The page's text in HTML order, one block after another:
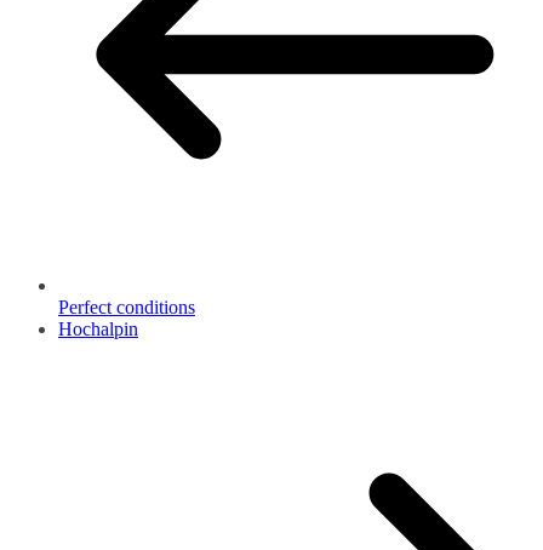
Perfect conditions
Hochalpin